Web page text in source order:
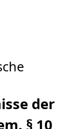
der
§ 10